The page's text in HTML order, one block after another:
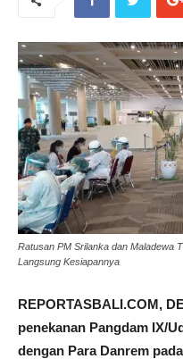
Ratusan PM Srilanka dan Maladewa
Langsung Kesiapannya
REPORTASBALI.COM,
penekanan Pangdam IX/
dengan Para Danrem